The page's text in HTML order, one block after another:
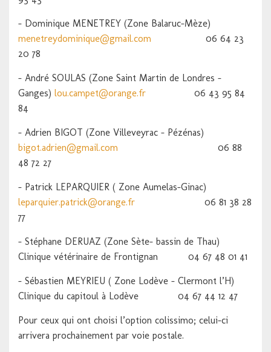
– Dominique MENETREY (Zone Balaruc-Mèze)
menetreydominique@gmail.com 06 64 23
20 78
– André SOULAS (Zone Saint Martin de Londres –
Ganges) lou.campet@orange.fr 06 43 95 84
84
– Adrien BIGOT (Zone Villeveyrac – Pézénas)
bigot.adrien@gmail.com 06 88
48 72 27
– Patrick LEPARQUIER ( Zone Aumelas-Ginac)
leparquier.patrick@orange.fr 06 81 38 28
77
– Stéphane DERUAZ (Zone Sète- bassin de Thau)
Clinique vétérinaire de Frontignan 04 67 48 01 41
– Sébastien MEYRIEU ( Zone Lodève – Clermont l’H)
Clinique du capitoul à Lodève 04 67 44 12 47
Pour ceux qui ont choisi l’option colissimo; celui-ci
arrivera prochainement par voie postale.